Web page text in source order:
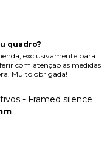
quadro?
exclusivamente para
com atenção as medidas
Muito obrigada!
- Framed silence